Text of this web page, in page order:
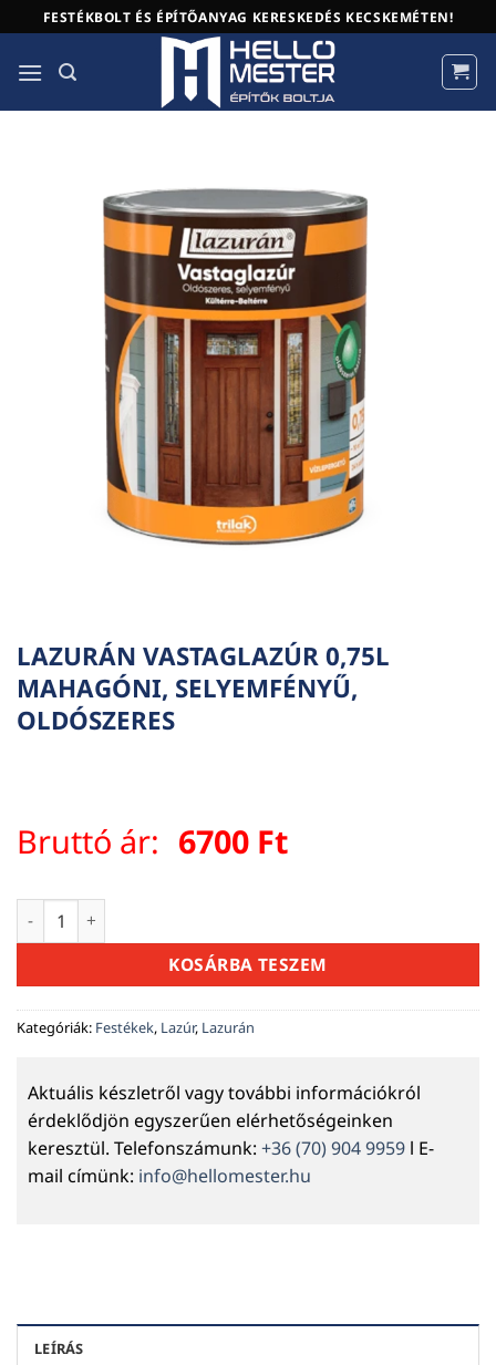
to
content
FESTÉKBOLT ÉS ÉPÍTŐANYAG KERESKEDÉS KECSKEMÉTEN!
LAZURÁN VASTAGLAZÚR 0,75L
MAHAGÓNI, SELYEMFÉNYŰ,
OLDÓSZERES
Bruttó ár: 6700 Ft
LAZURÁN VASTAGLAZÚR 0,75L MAHAGÓNI, SELYEMFÉNYŰ,
KOSÁRBA TESZEM
Kategóriák: Festékek, Lazúr, Lazurán
Aktuális készletről vagy további információkról
érdeklődjön egyszerűen elérhetőségeinken
keresztül. Telefonszámunk: +36 (70) 904 9959 l E-
mail címünk: info@hellomester.hu
LEÍRÁS